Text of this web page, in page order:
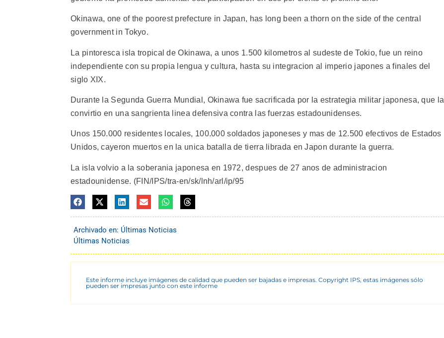
Okinawa, one of the poorest prefecture in Japan, has long been a thorn on the side of the central
government in Tokyo.
La pintoresca isla tropical de Okinawa, a unos 1.500 kilometros al sudeste de Tokio, fue un reino
independiente con su propia lengua y cultura, hasta su integracion al imperio japones a finales del
siglo XIX.
Durante la Segunda Guerra Mundial, Okinawa fue sacrificada por la estrategia militar japonesa, que la
convirtio en una sangrienta linea defensiva contra las fuerzas estadounidenses.
Unos 150.000 residentes locales, 100.000 soldados japoneses y mas de 12.500 efectivos de Estados
Unidos, cayeron muertos en la unica batalla de tierra librada en Japon durante la guerra.
La isla volvio a la soberania japonesa en 1972, despues de 27 anos de administracion
estadounidense. (FIN/IPS/tra-en/sk/lnh/arl/ip/95
Archivado en: Últimas Noticias
Últimas Noticias
Este informe incluye imágenes de calidad que pueden ser bajadas e impresas. Copyright IPS, estas imágenes sólo
pueden ser impresas junto con este informe